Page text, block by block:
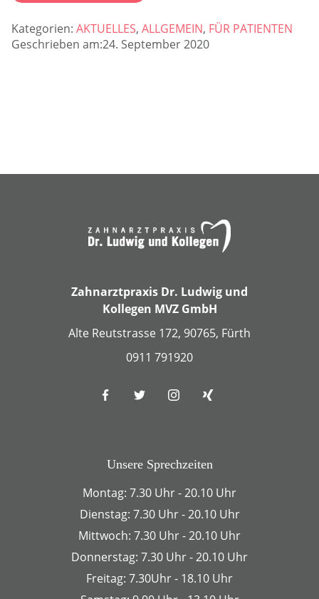
Kategorien: AKTUELLES, ALLGEMEIN, FÜR PATIENTEN
Geschrieben am:24. September 2020
Zahnarztpraxis Dr. Ludwig und
Kollegen MVZ GmbH
Alte Reutstrasse 172, 90765, Fürth
0911 791920
Unsere Sprechzeiten
Montag: 7.30 Uhr - 20.10 Uhr
Dienstag: 7.30 Uhr - 20.10 Uhr
Mittwoch: 7.30 Uhr - 20.10 Uhr
Donnerstag: 7.30 Uhr - 20.10 Uhr
Freitag: 7.30Uhr - 18.10 Uhr